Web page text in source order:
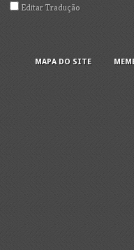
Editar Tradução
MAPA DO SITE